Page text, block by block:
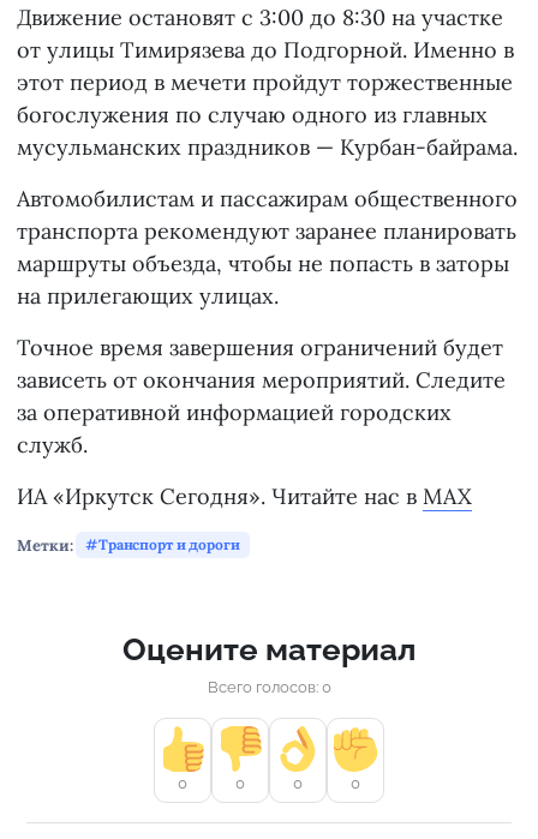
Движение остановят с 3:00 до 8:30 на участке
от улицы Тимирязева до Подгорной. Именно в
этот период в мечети пройдут торжественные
богослужения по случаю одного из главных
мусульманских праздников — Курбан-байрама.
Автомобилистам и пассажирам общественного
транспорта рекомендуют заранее планировать
маршруты объезда, чтобы не попасть в заторы
на прилегающих улицах.
Точное время завершения ограничений будет
зависеть от окончания мероприятий. Следите
за оперативной информацией городских
служб.
ИА «Иркутск Сегодня». Читайте нас в MAX
Метки: Транспорт и дороги
Оцените материал
Всего голосов: 0
0 0 0 0